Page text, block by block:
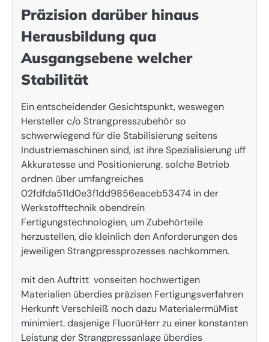
Präzision darüber hinaus
Herausbildung qua
Ausgangsebene welcher
Stabilität
Ein entscheidender Gesichtspunkt, weswegen
Hersteller c/o Strangpresszubehör so
schwerwiegend für die Stabilisierung seitens
Industriemaschinen sind, ist ihre Spezialisierung uff
Akkuratesse und Positionierung. solche Betrieb
ordnen über umfangreiches
02fdfda511d0e3f1dd9856eaceb53474 in der
Werkstofftechnik obendrein
Fertigungstechnologien, um Zubehörteile
herzustellen, die kleinlich den Anforderungen des
jeweiligen Strangpressprozesses nachkommen.
mit den Auftritt vonseiten hochwertigen
Materialien überdies präzisen Fertigungsverfahren
Herkunft Verschleiß noch dazu MaterialermüMist
minimiert. dasjenige FluorüHerr zu einer konstanten
Leistung der Strangpressanlage überdies